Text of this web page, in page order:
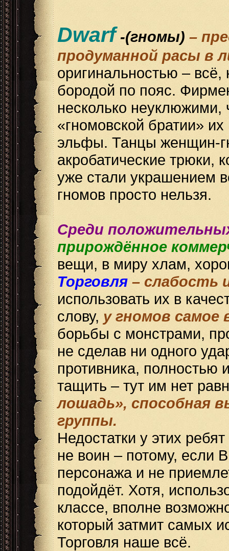
Dwarf-(гномы) –
продуманной расы в
оригинальностью – всё,
бородой по пояс.
несколько неуклюжими,
«гномовской братии»
эльфы. Танцы женщин-
акробатические трюки,
уже стали украшением
гномов просто нельзя.
Среди
прирождённое
вещи, в миру хлам,
Торговля – слабость
использовать их в
слову, у гномов самое
борьбы с монстрами,
не сделав ни одного
противника, полностью
тащить – тут им нет
лошадь», способная
группы.
Недостатки у этих
не воин – потому, если
персонажа и не
подойдёт. Хотя,
классе, вполне
который затмит самых
Торговля наше всё.